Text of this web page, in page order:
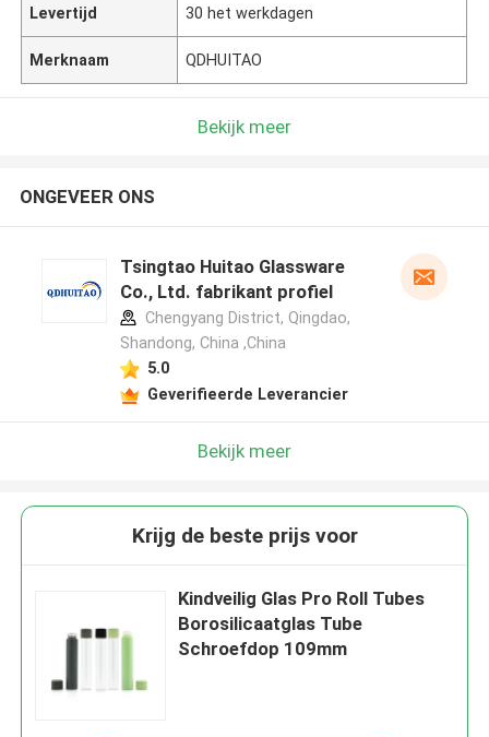
Levertijd 30 het werkdagen
Merknaam QDHUITAO
Bekijk meer
ONGEVEER ONS
Tsingtao Huitao Glassware
Co., Ltd. fabrikant profiel
Chengyang District, Qingdao,
Shandong, China ,China
5.0
Geverifieerde Leverancier
Bekijk meer
Krijg de beste prijs voor
Kindveilig Glas Pro Roll Tubes
Borosilicaatglas Tube
Schroefdop 109mm